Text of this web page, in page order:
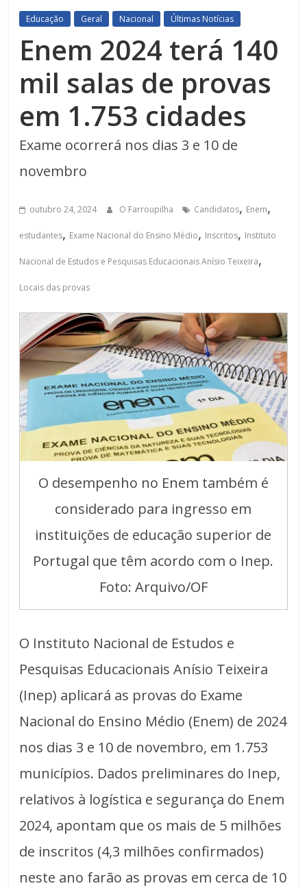
Educação Geral Nacional Últimas Notícias
Enem 2024 terá 140
mil salas de provas
em 1.753 cidades
Exame ocorrerá nos dias 3 e 10 de
novembro
outubro 24, 2024 O Farroupilha Candidatos, Enem,
estudantes, Exame Nacional do Ensino Médio, Inscritos, Instituto
Nacional de Estudos e Pesquisas Educacionais Anísio Teixeira,
Locais das provas
O desempenho no Enem também é
considerado para ingresso em
instituições de educação superior de
Portugal que têm acordo com o Inep.
Foto: Arquivo/OF
O Instituto Nacional de Estudos e
Pesquisas Educacionais Anísio Teixeira
(Inep) aplicará as provas do Exame
Nacional do Ensino Médio (Enem) de 2024
nos dias 3 e 10 de novembro, em 1.753
municípios. Dados preliminares do Inep,
relativos à logística e segurança do Enem
2024, apontam que os mais de 5 milhões
de inscritos (4,3 milhões confirmados)
neste ano farão as provas em cerca de 10